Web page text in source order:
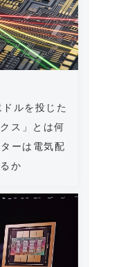
ルを投じた
ス」とは何
ーは電気配
か